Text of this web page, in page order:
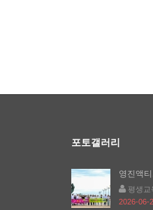
포토갤러리
영진액
평생교
2026-06-